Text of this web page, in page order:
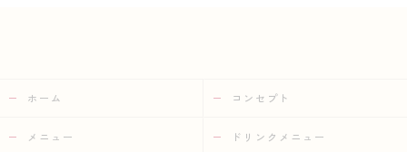
ホーム コンセプト
メニュー ドリンクメニュー